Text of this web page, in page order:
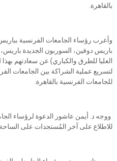
بالقاهرة.
وأعرب رؤساء الجامعات الفرنسية
باريس دوفين، السوربون الجديدة
العليا للطرق والكباري) عن سعادتهم بهذا
لتسريع عملية الشراكة بين الجامعات
للجامعات الفرنسية بالقاهرة.
ووجه د. أيمن عاشور الدعوة لرؤساء
للاطلاع على آخر المُستجدات على الساحة